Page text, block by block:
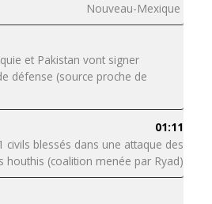
Nouveau-Mexique
et Pakistan vont signer
défense (source proche de
01:11
civils blessés dans une attaque des
houthis (coalition menée par Ryad)